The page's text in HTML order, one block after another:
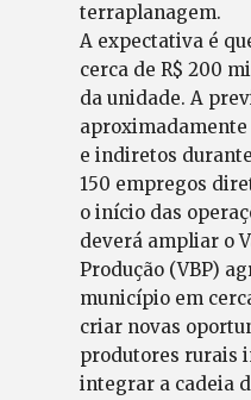
terraplanagem.
A expectativa é
cerca de R$ 200
da unidade. A
e indiretos
150 empregos
o início das
deverá ampliar o
Produção (VBP)
município em
criar novas
produtores rurais
integrar a cadeia